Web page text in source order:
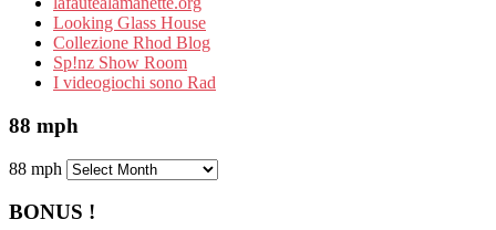
Looking Glass House
Collezione Rhod Blog
Sp!nz Show Room
I videogiochi sono Rad
88 mph
88 mph
BONUS !